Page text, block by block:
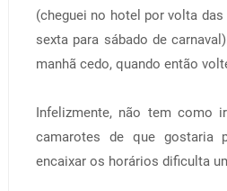
(cheguei no hotel por volta das
sexta para sábado de
manhã cedo, quando então
Infelizmente, não tem como
camarotes de que gostaria
encaixar os horários dificulta